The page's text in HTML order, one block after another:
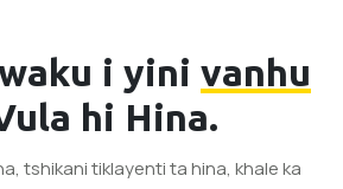
i yini vanhu
hi Hina.
tshikani tiklayenti ta hina, khale ka